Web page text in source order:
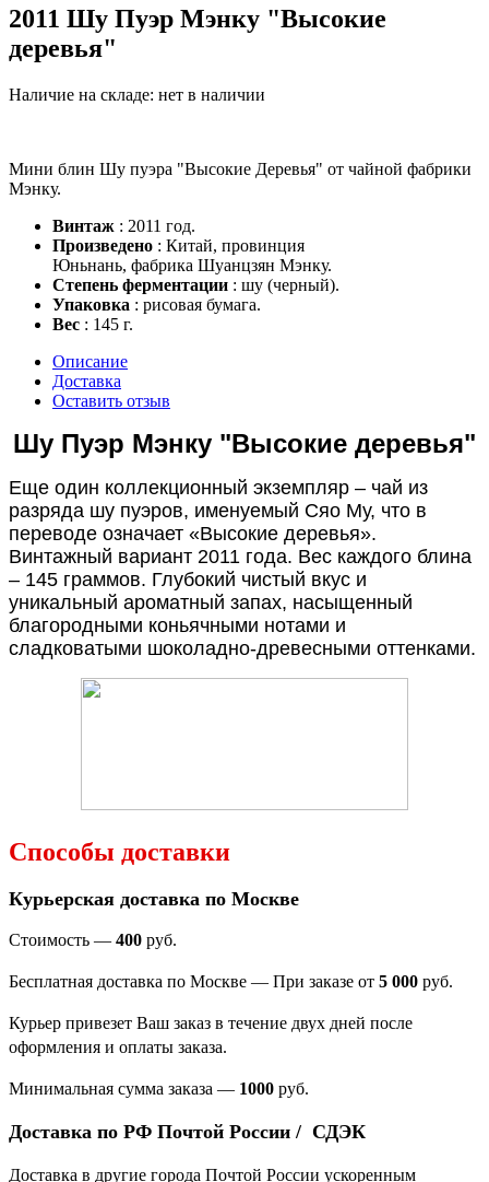
2011 Шу Пуэр Мэнку "Высокие
деревья"
Наличие на складе: нет в наличии
Мини блин Шу пуэра "Высокие Деревья" от чайной фабрики
Мэнку.
Винтаж : 2011 год.
Произведено : Китай, провинция
Юньнань, фабрика Шуанцзян Мэнку.
Степень ферментации : шу (черный).
Упаковка : рисовая бумага.
Вес : 145 г.
Описание
Доставка
Оставить отзыв
Шу Пуэр Мэнку "Высокие деревья"
Еще один коллекционный экземпляр – чай из
разряда шу пуэров, именуемый Сяо Му, что в
переводе означает «Высокие деревья».
Винтажный вариант 2011 года. Вес каждого блина
– 145 граммов. Глубокий чистый вкус и
уникальный ароматный запах, насыщенный
благородными коньячными нотами и
сладковатыми шоколадно-древесными оттенками.
Способы доставки
Курьерская доставка по Москве
Стоимость — 400 руб.
Бесплатная доставка по Москве — При заказе от 5 000 руб.
Курьер привезет Ваш заказ в течение двух дней после
оформления и оплаты заказа.
Минимальная сумма заказа — 1000 руб.
Доставка по РФ Почтой России / СДЭК
Доставка в другие города Почтой России ускоренным